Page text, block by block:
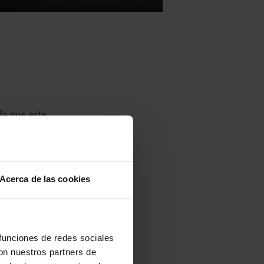
Acerca de las cookies
de redes sociales
nuestros partners de
que este
del
Ignacio
Itziar
.